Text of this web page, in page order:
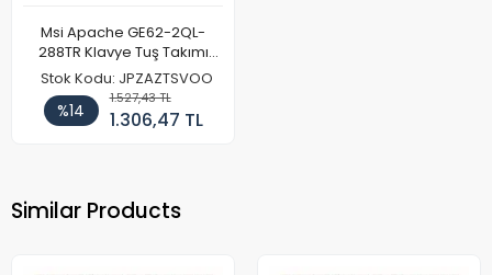
Msi Apache GE62-2QL-
288TR Klavye Tuş Takımı
Işıklı
Stok Kodu: JPZAZTSVOO
%14
1.527,43 TL
1.306,47 TL
Similar Products